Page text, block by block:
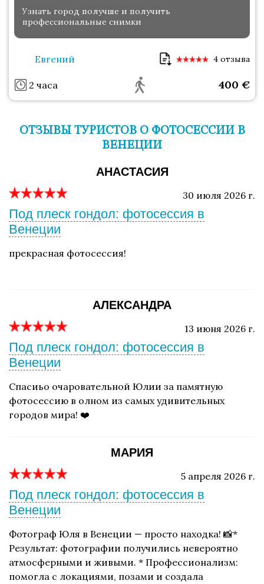
Узнать город получше и получить
профессиональные снимки
Евгений 4 отзыва
2 часа 400 €
ОТЗЫВЫ ТУРИСТОВ О ФОТОСЕССИИ В
ВЕНЕЦИИ
АНАСТАСИЯ
30 июля 2026 г.
Под плеск гондол: фотосессия в
Венеции
прекрасная фотосессия!
АЛЕКСАНДРА
13 июня 2026 г.
Под плеск гондол: фотосессия в
Венеции
Спасиьо очаровательной Юлии за памятную
фотосессию в олном из самых удивительных
городов мира! ❤️
МАРИЯ
5 апреля 2026 г.
Под плеск гондол: фотосессия в
Венеции
Фотограф Юля в Венеции — просто находка! 📸*
Результат: фотографии получились невероятно
атмосферными и живыми. * Профессионализм:
помогла с локациями, позами и создала